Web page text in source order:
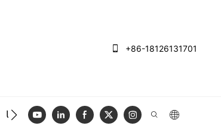
+86-18126131701
الاتصال بنا